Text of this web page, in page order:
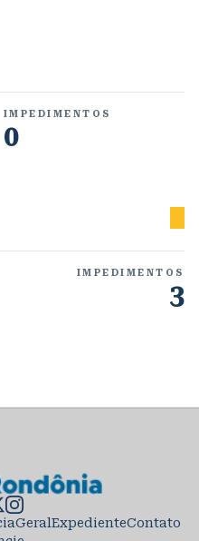
IMPEDIMENTOS
0
IMPEDIMENTOS
3
GeralExpedienteContato